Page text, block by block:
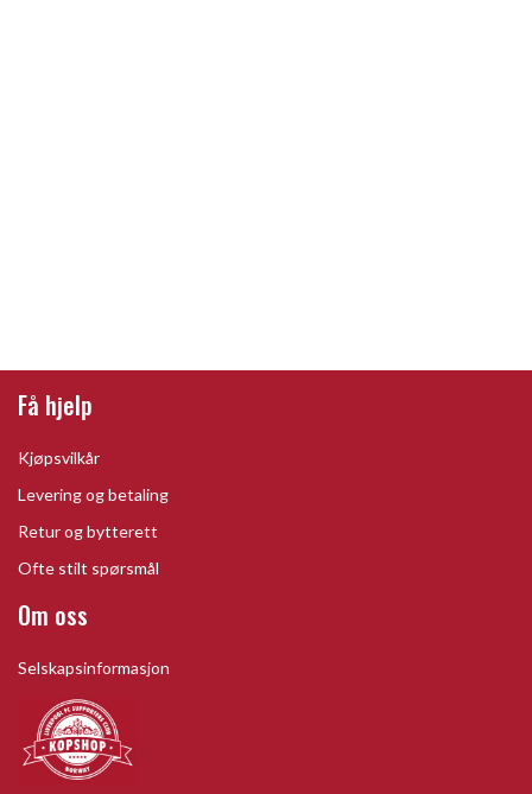
Få hjelp
Kjøpsvilkår
Levering og betaling
Retur og bytterett
Ofte stilt spørsmål
Om oss
Selskapsinformasjon